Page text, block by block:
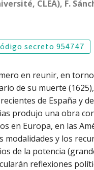
CLEA), F.
secreto 954747
en reunir, en
de su muerte
de España y
produjo una obra
en Europa, en las
modalidades y los
de la potencia
reflexiones